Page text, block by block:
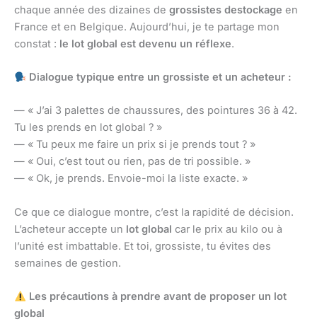
chaque année des dizaines de grossistes destockage en
France et en Belgique. Aujourd’hui, je te partage mon
constat : le lot global est devenu un réflexe.
Dialogue typique entre un grossiste et un acheteur :
— « J’ai 3 palettes de chaussures, des pointures 36 à 42.
Tu les prends en lot global ? »
— « Tu peux me faire un prix si je prends tout ? »
— « Oui, c’est tout ou rien, pas de tri possible. »
— « Ok, je prends. Envoie-moi la liste exacte. »
Ce que ce dialogue montre, c’est la rapidité de décision.
L’acheteur accepte un lot global car le prix au kilo ou à
l’unité est imbattable. Et toi, grossiste, tu évites des
semaines de gestion.
Les précautions à prendre avant de proposer un lot
global